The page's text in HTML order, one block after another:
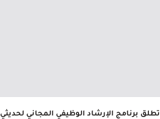
برنامج الإرشاد الوظيفي المجاني لحديثي